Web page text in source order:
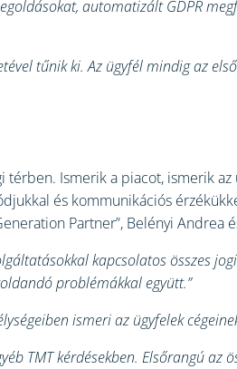
automatizált GDPR
tűnik ki. Az ügyfél mindig az
Ismerik a piacot, ismerik
és kommunikációs
Partner”, Belényi Andrea
kapcsolatos összes
problémákkal együtt.”
ismeri az ügyfelek
TMT kérdésekben. Elsőrangú az